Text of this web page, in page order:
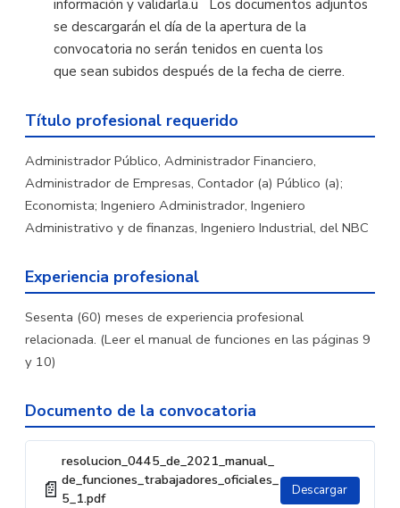
información y validarla.ü Los documentos adjuntos
se descargarán el día de la apertura de la
convocatoria no serán tenidos en cuenta los
que sean subidos después de la fecha de cierre.
Título profesional requerido
Administrador Público, Administrador Financiero,
Administrador de Empresas, Contador (a) Público (a);
Economista; Ingeniero Administrador, Ingeniero
Administrativo y de finanzas, Ingeniero Industrial, del NBC
Experiencia profesional
Sesenta (60) meses de experiencia profesional
relacionada. (Leer el manual de funciones en las páginas 9
y 10)
Documento de la convocatoria
📄
resolucion_0445_de_2021_manual_
de_funciones_trabajadores_oficiales_
5_1.pdf
Descargar